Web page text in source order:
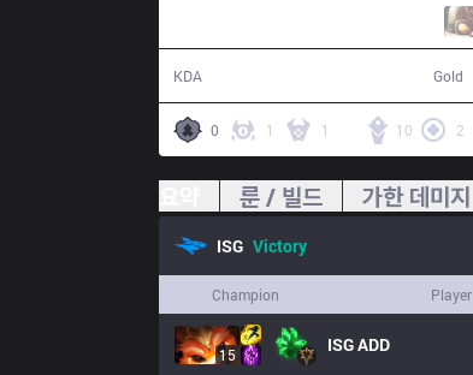
KDA Gold
0 1 1 10 2
룬 / 빌드 가한 데미지
ISG Victory
Champion Player
15 ISGADD